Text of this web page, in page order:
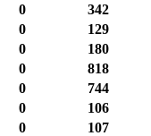
0
342
0
129
0
180
0
818
0
744
0
106
0
107